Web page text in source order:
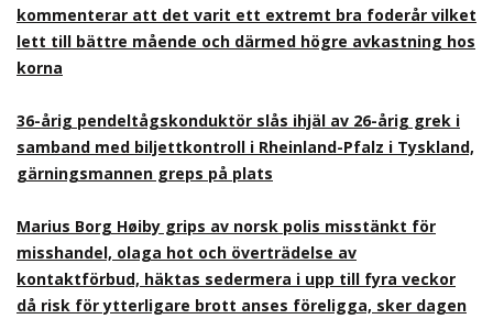
kommenterar att det varit ett extremt bra foderår vilket
lett till bättre mående och därmed högre avkastning hos
korna
36-årig pendeltågskonduktör slås ihjäl av 26-årig grek i
samband med biljettkontroll i Rheinland-Pfalz i Tyskland,
gärningsmannen greps på plats
Marius Borg Høiby grips av norsk polis misstänkt för
misshandel, olaga hot och överträdelse av
kontaktförbud, häktas sedermera i upp till fyra veckor
då risk för ytterligare brott anses föreligga, sker dagen